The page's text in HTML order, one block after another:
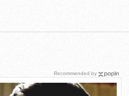
Recommended by